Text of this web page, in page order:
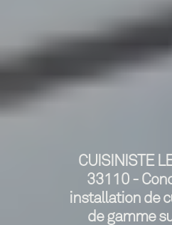
CUISINISTE
33110 -
installation de
de gamme